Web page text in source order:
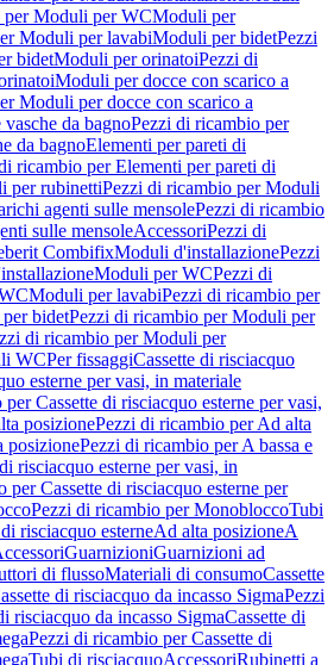
per Moduli per WCModuli per
Moduli per lavabiModuli per bidetPezzi
bidetModuli per orinatoiPezzi di
Moduli per docce con scarico a
Moduli per docce con scarico a
da bagnoPezzi di ricambio per
da bagnoElementi per pareti di
ricambio per Elementi per pareti di
per rubinettiPezzi di ricambio per Moduli
agenti sulle mensolePezzi di ricambio
sulle mensoleAccessoriPezzi di
CombifixModuli d'installazionePezzi
Moduli per WCPezzi di
Moduli per lavabiPezzi di ricambio per
bidetPezzi di ricambio per Moduli per
di ricambio per Moduli per
WCPer fissaggiCassette di risciacquo
esterne per vasi, in materiale
Cassette di risciacquo esterne per vasi,
posizionePezzi di ricambio per Ad alta
posizionePezzi di ricambio per A bassa e
risciacquo esterne per vasi, in
per Cassette di risciacquo esterne per
Pezzi di ricambio per MonobloccoTubi
risciacquo esterneAd alta posizioneA
GuarnizioniGuarnizioni ad
di flussoMateriali di consumoCassette
di risciacquo da incasso SigmaPezzi
risciacquo da incasso SigmaCassette di
Pezzi di ricambio per Cassette di
Tubi di risciacquoAccessoriRubinetti a